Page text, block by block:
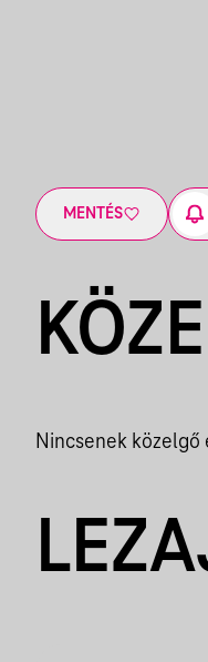
MENTÉS
Nincsenek közelgő